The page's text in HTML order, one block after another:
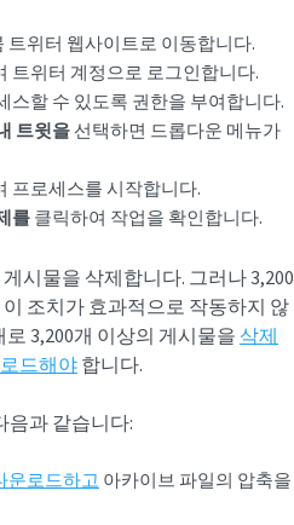
트위터 웹사이트로 이동합니다.
트위터 계정으로 로그인합니다.
스할 수 있도록 권한을 부여합니다.
트윗을 선택하면 드롭다운 메뉴가
프로세스를 시작합니다.
를 클릭하여 작업을 확인합니다.
시물을 삭제합니다. 그러나 3,200
조치가 효과적으로 작동하지 않
3,200개 이상의 게시물을 삭제
드해야합니다.
음과 같습니다:
운로드하고 아카이브 파일의 압축을